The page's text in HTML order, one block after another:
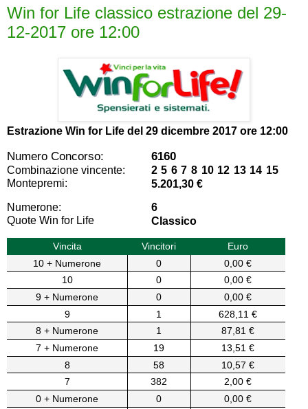
Win for Life classico estrazione del 29-
12-2017 ore 12:00
Estrazione Win for Life del 29 dicembre 2017 ore 12:00
Numero Concorso: 6160
Combinazione vincente:
2 5 6 7 8 10 12 13 14 15
Montepremi:
5.201,30 €
Numerone:
6
Quote Win for Life
Classico
Vincita Vincitori
Euro
10 + Numerone
0
0,00 €
10
0
0,00 €
9 + Numerone
0
0,00 €
9
1
628,11 €
8 + Numerone
1
87,81 €
7 + Numerone
19
13,51 €
8
58
10,57 €
7
382
2,00 €
0 + Numerone
0
0,00 €